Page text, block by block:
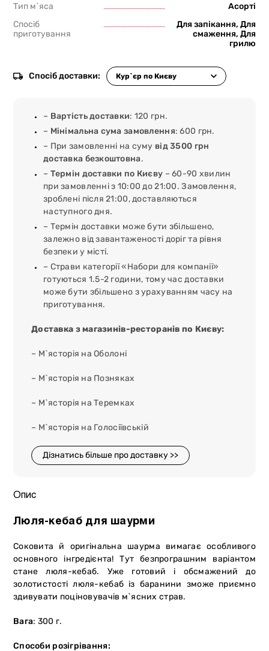
Тип м`яса
Асорті
Спосіб
приготування
Для запікання, Для
смаження, Для
грилю
Спосіб доставки:
– Вартість доставки: 120 грн.
– Мінімальна сума замовлення: 600 грн.
– При замовленні на суму від 3500 грн
доставка безкоштовна.
– Термін доставки по Києву – 60-90 хвилин
при замовленні з 10:00 до 21:00. Замовлення,
зроблені після 21:00, доставляються
наступного дня.
– Термін доставки може бути збільшено,
залежно від завантаженості доріг та рівня
безпеки у місті.
– Страви категорії «Набори для компанії»
готуються 1.5-2 години, тому час доставки
може бути збільшено з урахуванням часу на
приготування.
Доставка з магазинів-ресторанів по Києву:
– М`ясторія на Оболоні
– М`ясторія на Позняках
– М`ясторія на Теремках
– М`ясторія на Голосіївській
Дізнатись більше про доставку >>
Опис
Люля-кебаб для шаурми
Соковита й оригінальна шаурма вимагає особливого
основного інгредієнта! Тут безпрограшним варіантом
стане люля-кебаб. Уже готовий і обсмажений до
золотистості люля-кебаб із баранини зможе приємно
здивувати поціновувачів м`ясних страв.
Вага: 300 г.
Способи розігрівання: